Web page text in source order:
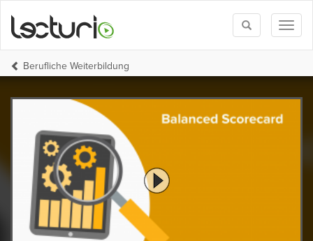
Toggle
search
Berufliche Weiterbildung